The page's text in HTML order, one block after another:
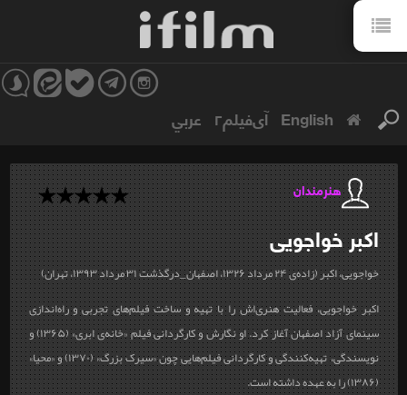
English آی‌فیلم۲ عربي
هنرمندان
اکبرخواجویی
خواجویی، اکبر (زاده‌ی ۲۴ مرداد ۱۳۲۶، اصفهان_درگذشت ۳۱ مرداد ۱۳۹۳، تهران)
اکبر خواجویی، فعالیت هنری‌اش را با تهیه و ساخت فیلم‌های تجربی و راه‌اندازی
سینمای آزاد اصفهان آغاز کرد. او نگارش و کارگردانی فیلم «خانه‌ی ابری» (۱۳۶۵) و
نویسندگی، تهیه‌کنندگی و کارگردانی فیلم‌هایی چون «سیرک بزرگ» (۱۳۷۰) و «محیا»
(۱۳۸۶) را به عهده داشته است.